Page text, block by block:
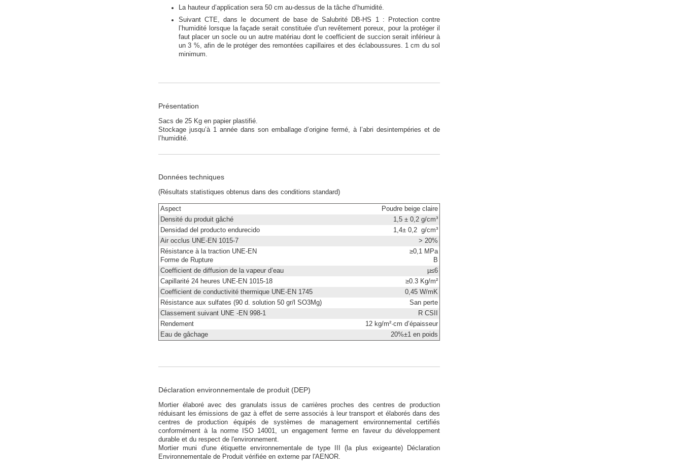
La hauteur d’application sera 50 cm au-dessus de la tâche d’humidité.
Suivant CTE, dans le document de base de Salubrité DB-HS 1 : Protection contre
l’humidité lorsque la façade serait constituée d’un revêtement poreux, pour la protéger il
faut placer un socle ou un autre matériau dont le coefficient de succion serait inférieur à
un 3 %, afin de le protéger des remontées capillaires et des éclaboussures. 1 cm du sol
minimum.
Présentation
Sacs de 25 Kg en papier plastifié.
Stockage jusqu’à 1 année dans son emballage d’origine fermé, à l’abri desintempéries et de
l’humidité.
Données techniques
(Résultats statistiques obtenus dans des conditions standard)
Aspect
Poudre beige claire
Densité du produit gâché
1,5 ± 0,2 g/cm³
Densidad del producto endurecido
1,4± 0,2 g/cm³
Air occlus UNE-EN 1015-7
> 20%
Résistance à la traction UNE-EN
Forme de Rupture
≥0,1 MPa
B
Coefficient de diffusion de la vapeur d’eau
µ≤6
Capillarité 24 heures UNE-EN 1015-18
≥0.3 Kg/m²
Coefficient de conductivité thermique UNE-EN 1745
0,45 W/mK
Résistance aux sulfates (90 d. solution 50 gr/l SO3Mg)
San perte
Classement suivant UNE -EN 998-1
R CSII
Rendement
12 kg/m²·cm d’épaisseur
Eau de gâchage
20%±1 en poids
Déclaration environnementale de produit (DEP)
Mortier élaboré avec des granulats issus de carrières proches des centres de production
réduisant les émissions de gaz à effet de serre associés à leur transport et élaborés dans des
centres de production équipés de systèmes de management environnemental certifiés
conformément à la norme ISO 14001, un engagement ferme en faveur du développement
durable et du respect de l'environnement.
Mortier muni d'une étiquette environnementale de type III (la plus exigeante) Déclaration
Environnementale de Produit vérifiée en externe par l'AENOR.